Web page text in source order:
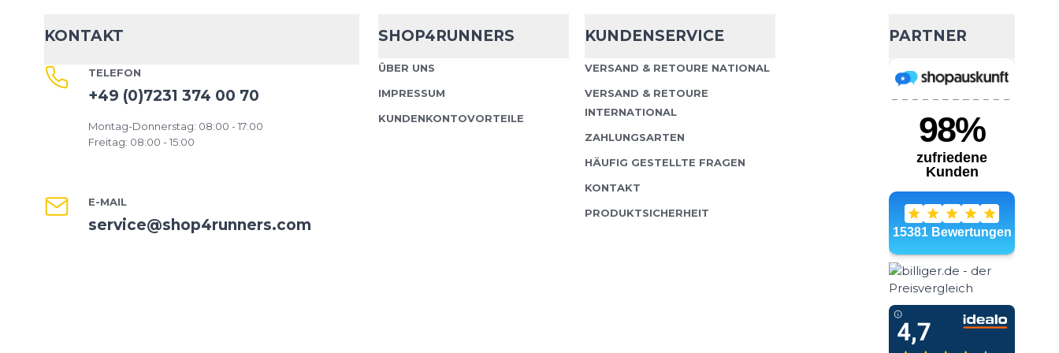
KONTAKT
TELEFON
+49 (0)7231 374 00 70
Montag-Donnerstag: 08:00 - 17:00
Freitag: 08:00 - 15:00
E-MAIL
service@shop4runners.com
SHOP4RUNNERS
ÜBER UNS
IMPRESSUM
KUNDENKONTOVORTEILE
KUNDENSERVICE
VERSAND & RETOURE NATIONAL
VERSAND & RETOURE
INTERNATIONAL
ZAHLUNGSARTEN
HÄUFIG GESTELLTE FRAGEN
KONTAKT
PRODUKTSICHERHEIT
PARTNER